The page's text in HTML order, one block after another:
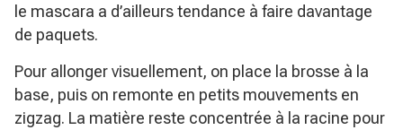
le mascara a d’ailleurs tendance à faire davantage
de paquets.
Pour allonger visuellement, on place la brosse à la
base, puis on remonte en petits mouvements en
zigzag. La matière reste concentrée à la racine pour